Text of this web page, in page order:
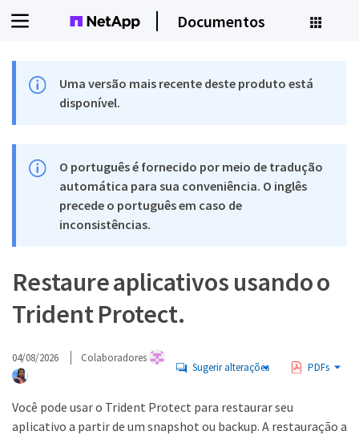
Documentos
Uma versão mais recente deste produto está
disponível.
O português é fornecido por meio de tradução
automática para sua conveniência. O inglês
precede o português em caso de
inconsistências.
Restaure aplicativos usando o
Trident Protect.
04/08/2026 Colaboradores
Sugerir alterações PDFs
Você pode usar o Trident Protect para restaurar seu
aplicativo a partir de um snapshot ou backup. A restauração a